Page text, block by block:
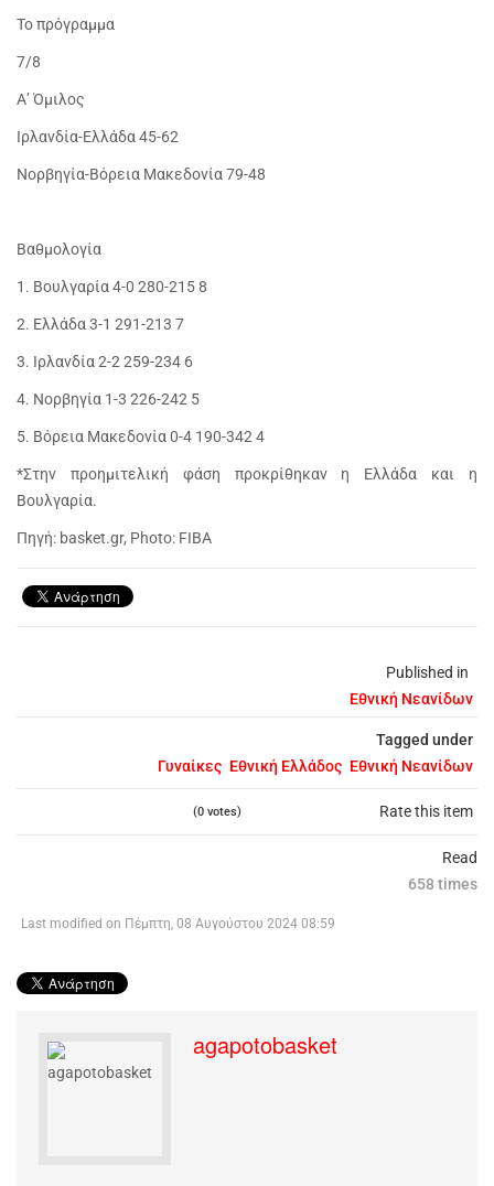
Published in
Εθνική Νεανίδων
Tagged under
Γυναίκες Εθνική Ελλάδος Εθνική Νεανίδων
Rate this item
(0 votes)
Read
658 times
Το πρόγραμμα
7/8
Α’ Όμιλος
Ιρλανδία-Ελλάδα 45-62
Νορβηγία-Βόρεια Μακεδονία 79-48
Βαθμολογία
1. Βουλγαρία 4-0 280-215 8
2. Ελλάδα 3-1 291-213 7
3. Ιρλανδία 2-2 259-234 6
4. Νορβηγία 1-3 226-242 5
5. Βόρεια Μακεδονία 0-4 190-342 4
*Στην προημιτελική φάση προκρίθηκαν η Ελλάδα και η
Βουλγαρία.
Πηγή: basket.gr, Photo: FIBA
Last modified on Πέμπτη, 08 Αυγούστου 2024 08:59
agapotobasket